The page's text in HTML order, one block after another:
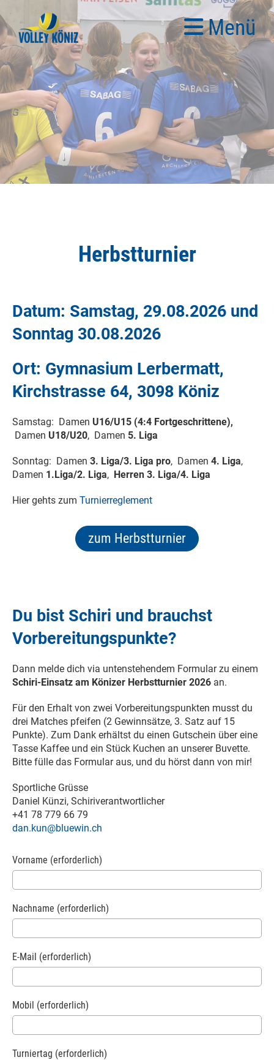
Menü
Herbstturnier
Datum: Samstag, 29.08.2026 und
Sonntag 30.08.2026
Ort: Gymnasium Lerbermatt,
Kirchstrasse 64, 3098 Köniz
Samstag: Damen U16/U15 (4:4 Fortgeschrittene),
Damen U18/U20, Damen 5. Liga
Sonntag: Damen 3. Liga/3. Liga pro, Damen 4. Liga,
Damen 1.Liga/2. Liga, Herren 3. Liga/4. Liga
Hier gehts zum Turnierreglement
zum Herbstturnier
Du bist Schiri und brauchst
Vorbereitungspunkte?
Dann melde dich via untenstehendem Formular zu einem
Schiri-Einsatz am Könizer Herbstturnier 2026 an.
Für den Erhalt von zwei Vorbereitungspunkten musst du
drei Matches pfeifen (2 Gewinnsätze, 3. Satz auf 15
Punkte). Zum Dank erhältst du einen Gutschein über eine
Tasse Kaffee und ein Stück Kuchen an unserer Buvette.
Bitte fülle das Formular aus, und du hörst dann von mir!
Sportliche Grüsse
Daniel Künzi, Schiriverantwortlicher
+41 78 779 66 79
dan.kun@bluewin.ch
Vorname (erforderlich)
Nachname (erforderlich)
E-Mail (erforderlich)
Mobil (erforderlich)
Turniertag (erforderlich)